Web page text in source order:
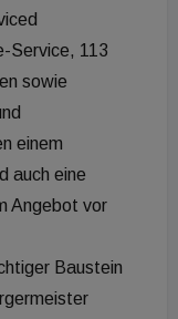
Service, 113
sowie
einem
auch eine
Angebot vor
Baustein